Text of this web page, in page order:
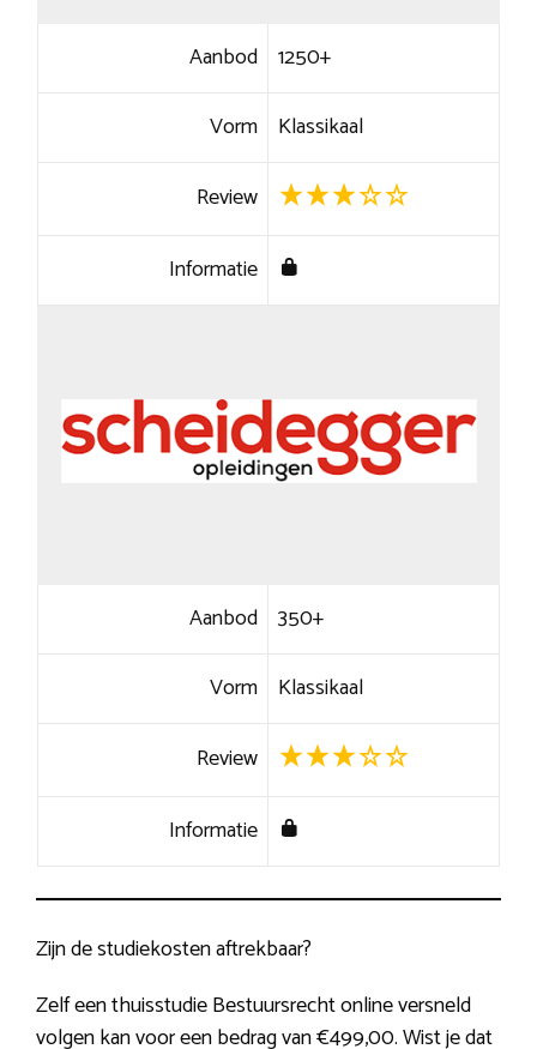
Aanbod 1250+
Vorm Klassikaal
Review
Informatie
Aanbod 350+
Vorm Klassikaal
Review
Informatie
Zijn de studiekosten aftrekbaar?
Zelf een thuisstudie Bestuursrecht online versneld
volgen kan voor een bedrag van €499,00. Wist je dat